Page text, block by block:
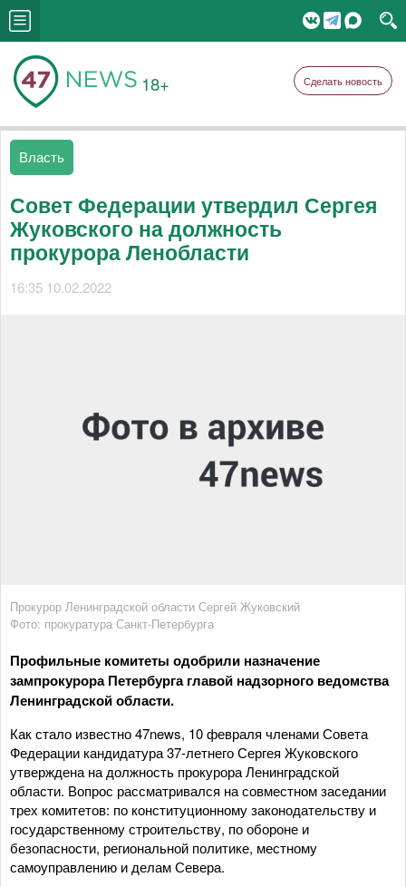
18+ Сделать новость
Власть
Совет Федерации утвердил Сергея
Жуковского на должность
прокурора Ленобласти
16:35 10.02.2022
Прокурор Ленинградской области Сергей Жуковский
Фото: прокуратура Санкт-Петербурга
Профильные комитеты одобрили назначение
зампрокурора Петербурга главой надзорного ведомства
Ленинградской области.
Как стало известно 47news, 10 февраля членами Совета
Федерации кандидатура 37-летнего Сергея Жуковского
утверждена на должность прокурора Ленинградской
области. Вопрос рассматривался на совместном заседании
трех комитетов: по конституционному законодательству и
государственному строительству, по обороне и
безопасности, региональной политике, местному
самоуправлению и делам Севера.